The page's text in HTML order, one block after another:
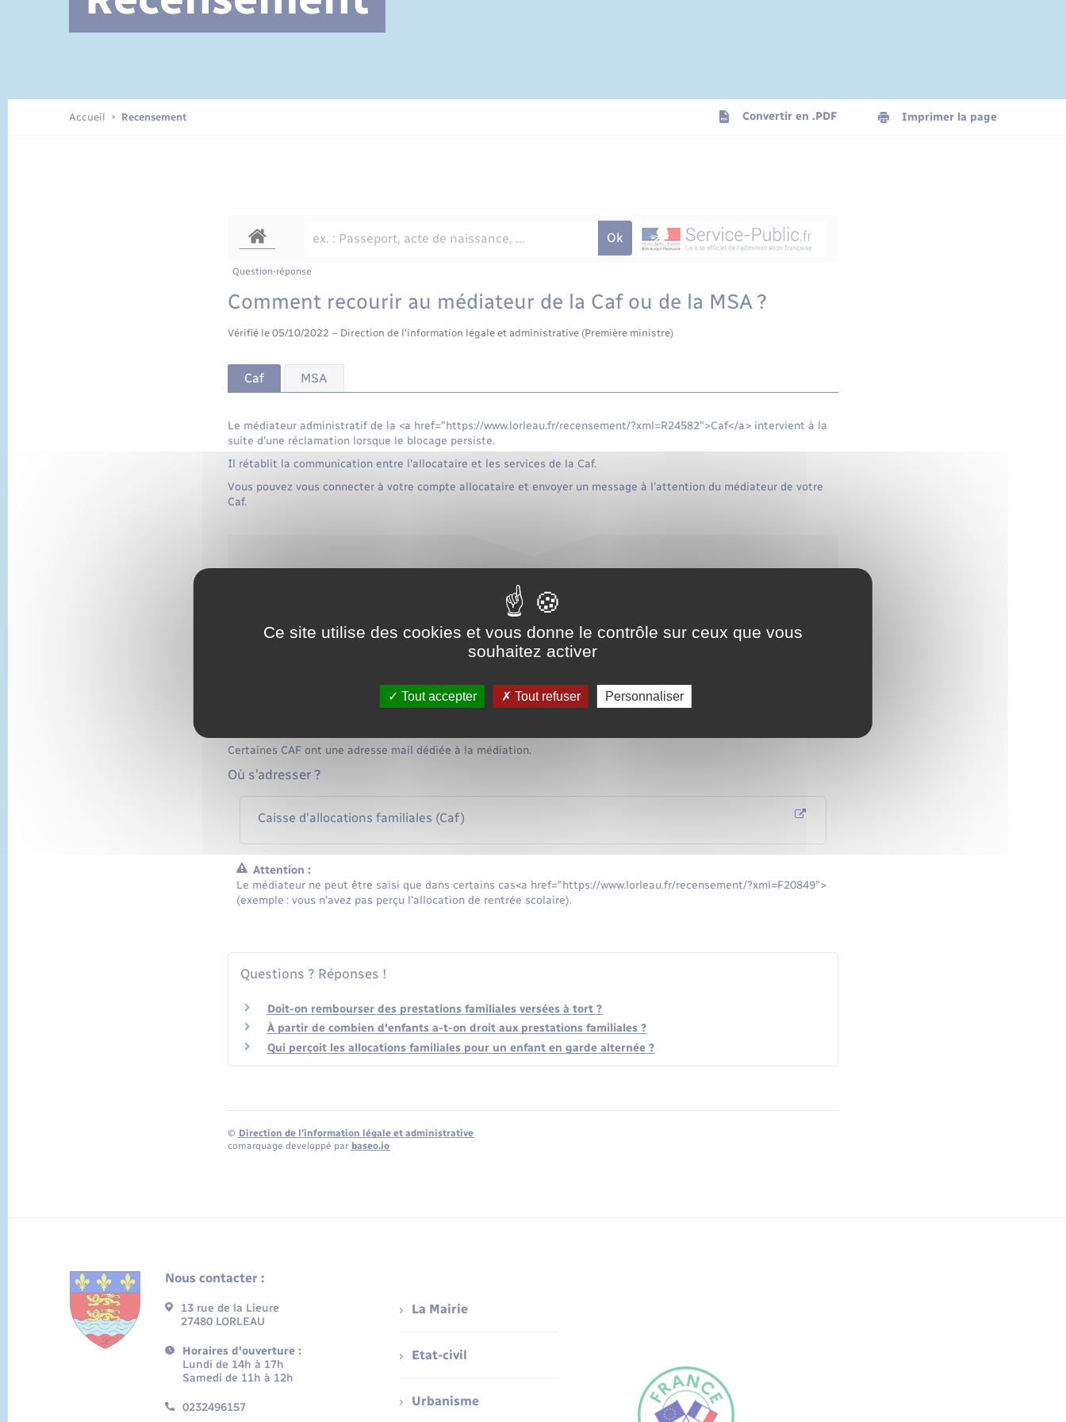
Documents d’identité
Accueil Recensement Convertir en .PDF Imprimer la page
Question-réponse
Comment recourir au médiateur de la Caf ou de la MSA ?
Vérifié le 05/10/2022 – Direction de l'information légale et administrative (Première ministre)
Caf MSA
Le médiateur administratif de la <a href="https://www.lorleau.fr/recensement/?xml=R24582">Caf</a> intervient à la
suite d'une réclamation lorsque le blocage persiste.
Il rétablit la communication entre l'allocataire et les services de la Caf.
Vous pouvez vous connecter à votre compte allocataire et envoyer un message à l'attention du médiateur de votre
Caf.
Caisse d'allocations familiales (Caf) en ligne
Accéder au service en ligne
Caisse nationale des allocations familiales (Cnaf)
Vous pouvez aussi contacter le médiateur de votre Caf par courrier ou par mail.
Certaines CAF ont une adresse mail dédiée à la médiation.
Où s’adresser ?
Caisse d'allocations familiales (Caf)
Attention :
Le médiateur ne peut être saisi que dans certains cas<a href="https://www.lorleau.fr/recensement/?xml=F20849">
(exemple : vous n'avez pas perçu l'allocation de rentrée scolaire).
Questions ? Réponses !
Doit-on rembourser des prestations familiales versées à tort ?
À partir de combien d'enfants a-t-on droit aux prestations familiales ?
Qui perçoit les allocations familiales pour un enfant en garde alternée ?
© Direction de l’information légale et administrative
comarquage developpé par baseo.io
Nous contacter :
13 rue de la Lieure
27480 LORLEAU
Horaires d'ouverture :
Lundi de 14h à 17h
Samedi de 11h à 12h
0232496157
La Mairie
Etat-civil
Urbanisme
Ce site utilise des cookies et vous donne le contrôle sur ceux que vous
souhaitez activer
Tout accepter Tout refuser Personnaliser